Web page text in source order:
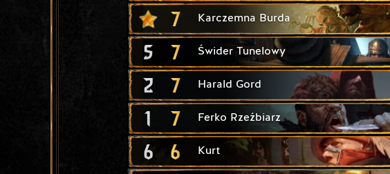
7 Karczemna Burda
5 7 Świder Tunelowy
2 7 Harald Gord
1 7 Ferko Rzeźbiarz
6 6 Kurt